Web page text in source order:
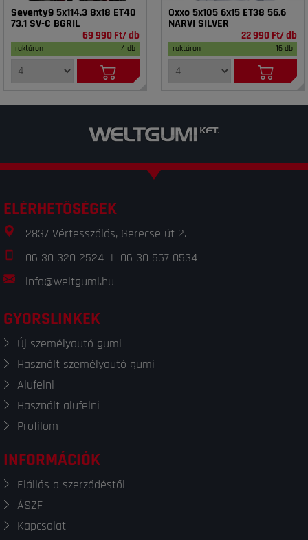
Seventy9 5x114.3 8x18 ET40
73.1 SV-C BGRIL
69 990 Ft/ db
raktáron 4 db
Oxxo 5x105 6x15 ET38 56.6
NARVI SILVER
22 990 Ft/ db
raktáron 16 db
ELÉRHETŐSÉGEK
2837 Vértesszőlős, Gerecse út 2.
06 30 320 2524 | 06 30 567 0534
info@weltgumi.hu
GYORSLINKEK
Új személyautó gumi
Használt személyautó gumi
Alufelni
Használt alufelni
Profilom
INFORMÁCIÓK
Elállás a szerződéstől
ÁSZF
Kapcsolat